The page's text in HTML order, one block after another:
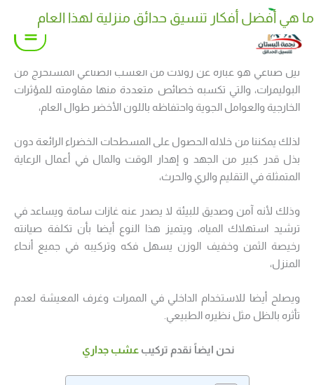
إلى
المحتوى
ثيل صناعي هو عبارة عن رولات من العشب الصناعي المستخرج من
البوليمرات، والتي تكسبه خصائص متعددة منها مقاومته للمؤثرات
الخارجية والعوامل الجوية واحتفاظه باللون الأخضر طوال العام،
لذلك يمكننا من خلاله الحصول على المسطحات الخضراء الرائعة دون
بذل قدر كبير من الجهد و إهدار الوقت والمال في أعمال الرعاية
المتمثلة في التقليم والري والحرث،
وذلك لأنه آمن وصديق للبيئة لا يصدر عنه غازات سامة ويساعد في
ترشيد استهلاك المياه، ويتميز هذا النوع أيضا بأن تكلفة صيانته
رخيصة الثمن وخفيف الوزن يسهل فكه وتركيبه في جميع أنحاء
المنزل،
ويصلح أيضا للاستخدام الداخلي في الممرات وغرف المعيشة لعدم
تأثره بالظل مثل نظيره الطبيعي.
نحن ايضاً نقدم تركيبعشب جداري
كيف تختار نوع نوافير وشلالات منزلية مناسب لحديقتك
ما هي أفضل أفكار تنسيق حدائق منزلية لهذا العام